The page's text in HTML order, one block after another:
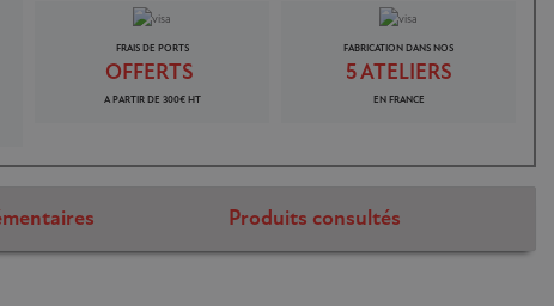
FRAIS DE PORTS
OFFERTS
A PARTIR DE 300€ HT
FABRICATION DANS NOS
5 ATELIERS
EN FRANCE
Produits consultés